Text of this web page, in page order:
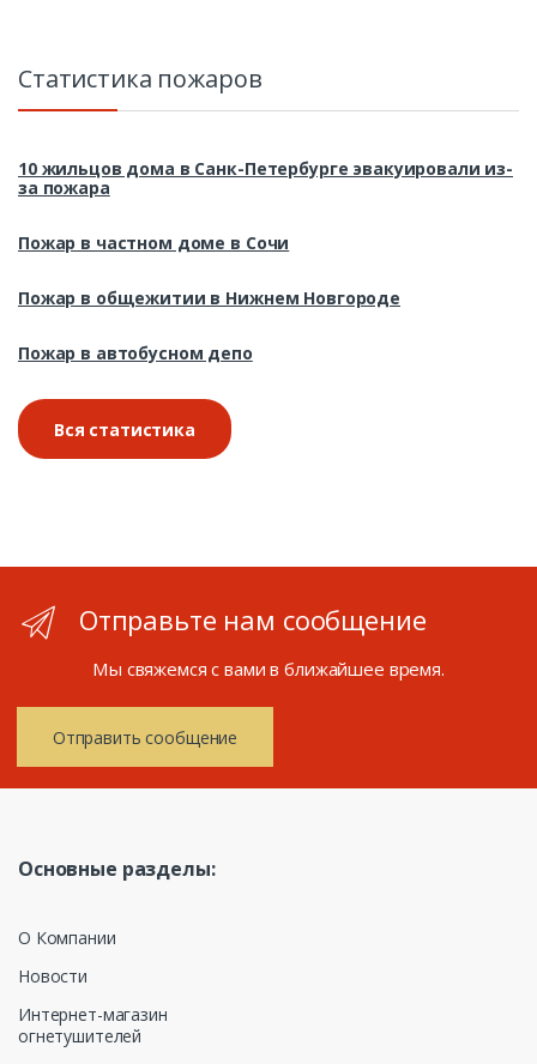
Статистика пожаров
10 жильцов дома в Санк-Петербурге эвакуировали из-
за пожара
Пожар в частном доме в Сочи
Пожар в общежитии в Нижнем Новгороде
Пожар в автобусном депо
Вся статистика
Отправьте нам сообщение
Мы свяжемся с вами в ближайшее время.
Отправить сообщение
Основные разделы:
О Компании
Новости
Интернет-магазин
огнетушителей